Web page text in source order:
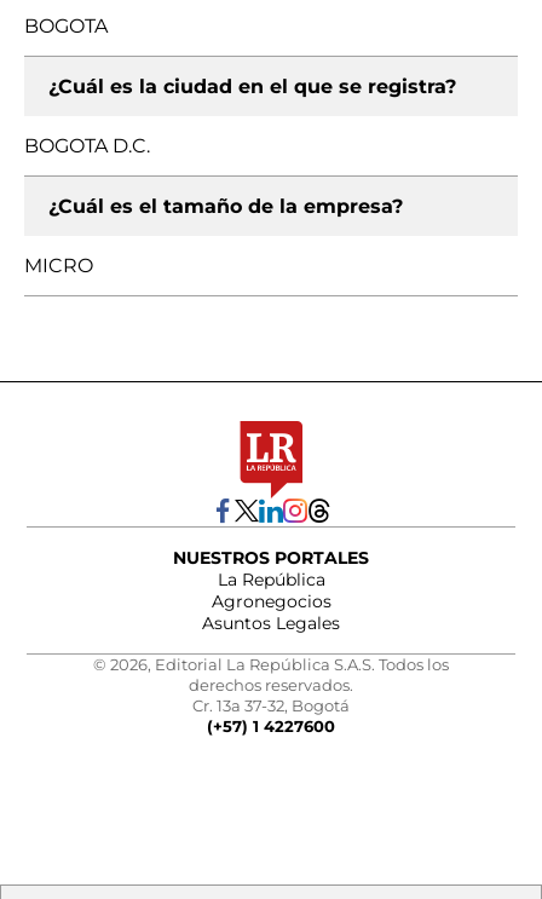
BOGOTA
¿Cuál es la ciudad en el que se registra?
BOGOTA D.C.
¿Cuál es el tamaño de la empresa?
MICRO
NUESTROS PORTALES
La República
Agronegocios
Asuntos Legales
© 2026, Editorial La República S.A.S. Todos los
derechos reservados.
Cr. 13a 37-32, Bogotá
(+57) 1 4227600